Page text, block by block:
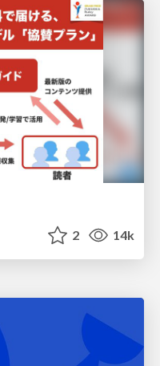
2 14k